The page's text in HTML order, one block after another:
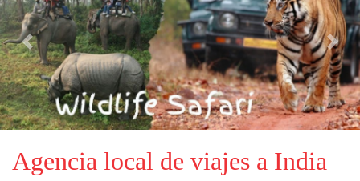
Previous Next
Agencia local de viajes a India